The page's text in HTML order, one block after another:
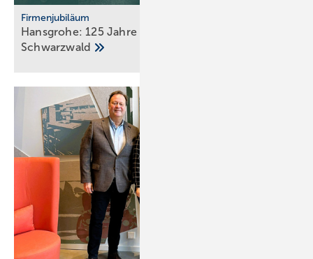
Firmenjubiläum
Hansgrohe: 125 Jahre Sa­ni­tär­tech­nik aus dem
Schwarz­wald